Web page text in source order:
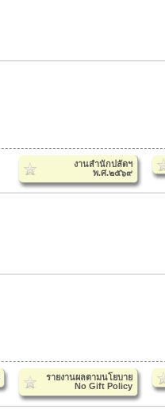
งานสำนักปลัดฯ
พ.ศ.๒๕๖๙
รายงานผลตามนโยบาย
No Gift Policy